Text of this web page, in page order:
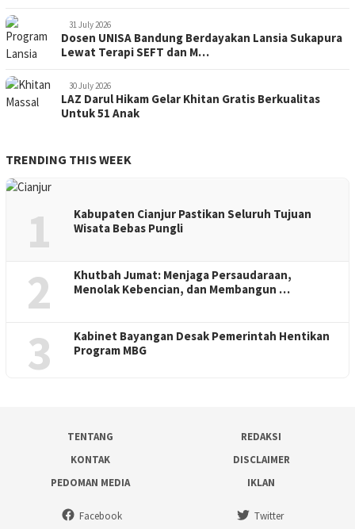
31 July 2026
Dosen UNISA Bandung Berdayakan Lansia Sukapura
Lewat Terapi SEFT dan M…
30 July 2026
LAZ Darul Hikam Gelar Khitan Gratis Berkualitas
Untuk 51 Anak
TRENDING THIS WEEK
1
Kabupaten Cianjur Pastikan Seluruh Tujuan
Wisata Bebas Pungli
2
Khutbah Jumat: Menjaga Persaudaraan,
Menolak Kebencian, dan Membangun …
3
Kabinet Bayangan Desak Pemerintah Hentikan
Program MBG
TENTANG
REDAKSI
KONTAK
DISCLAIMER
PEDOMAN MEDIA
IKLAN
Facebook Twitter